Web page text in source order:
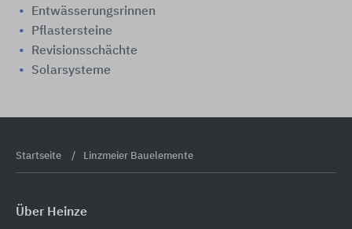
Entwässerungsrinnen
Pflastersteine
Revisionsschächte
Solarsysteme
Startseite Linzmeier Bauelemente
Über Heinze